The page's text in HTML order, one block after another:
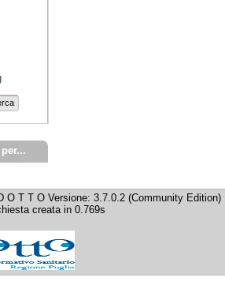
O T T O Versione: 3.7.0.2 (Community Edition)
creata in 0.769s